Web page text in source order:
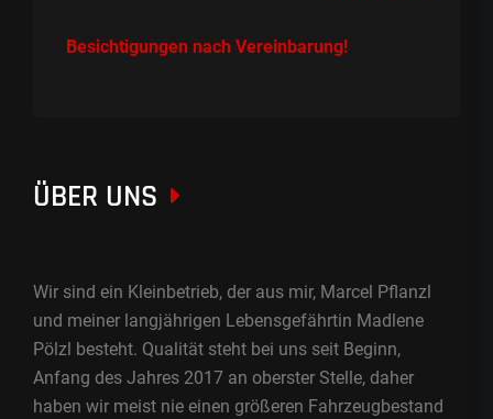
Besichtigungen nach Vereinbarung!
ÜBER UNS
Wir sind ein Kleinbetrieb, der aus mir, Marcel Pflanzl
und meiner langjährigen Lebensgefährtin Madlene
Pölzl besteht. Qualität steht bei uns seit Beginn,
Anfang des Jahres 2017 an oberster Stelle, daher
haben wir meist nie einen größeren Fahrzeugbestand